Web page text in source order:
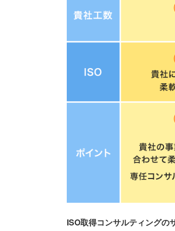
ISO取得コンサルティングの